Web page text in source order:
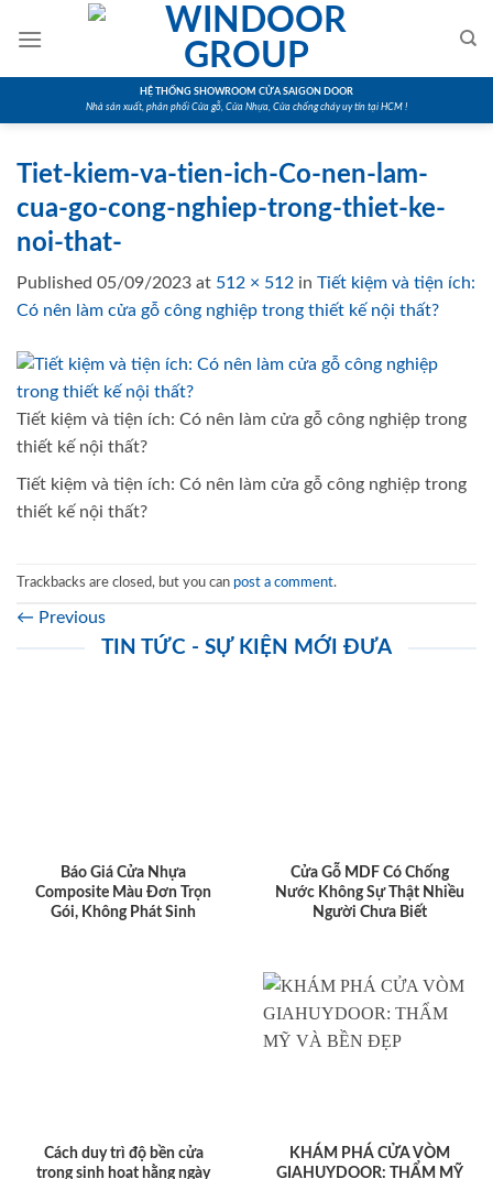
HỆ THỐNG SHOWROOM CỬA SAIGON DOOR
Nhà sản xuất, phân phối Cửa gỗ, Cửa Nhựa, Cửa chống cháy uy tín tại HCM !
Tiet-kiem-va-tien-ich-Co-nen-lam-
cua-go-cong-nghiep-trong-thiet-ke-
noi-that-
Published 05/09/2023 at 512 × 512 in Tiết kiệm và tiện ích:
Có nên làm cửa gỗ công nghiệp trong thiết kế nội thất?
Tiết kiệm và tiện ích: Có nên làm cửa gỗ công nghiệp trong
thiết kế nội thất?
Tiết kiệm và tiện ích: Có nên làm cửa gỗ công nghiệp trong
thiết kế nội thất?
Trackbacks are closed, but you can post a comment.
← Previous
TIN TỨC - SỰ KIỆN MỚI ĐƯA
Báo Giá Cửa Nhựa
Composite Màu Đơn Trọn
Gói, Không Phát Sinh
Cửa Gỗ MDF Có Chống
Nước Không Sự Thật Nhiều
Người Chưa Biết
Cách duy trì độ bền cửa
trong sinh hoạt hằng ngày
KHÁM PHÁ CỬA VÒM
GIAHUYDOOR: THẨM MỸ